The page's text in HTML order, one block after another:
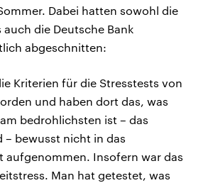
Dabei hatten sowohl die
die Deutsche Bank
abgeschnitten:
Kriterien für die Stresstests von
und haben dort das, was
bedrohlichsten ist – das
– bewusst nicht in das
aufgenommen. Insofern war das
Man hat getestet, was